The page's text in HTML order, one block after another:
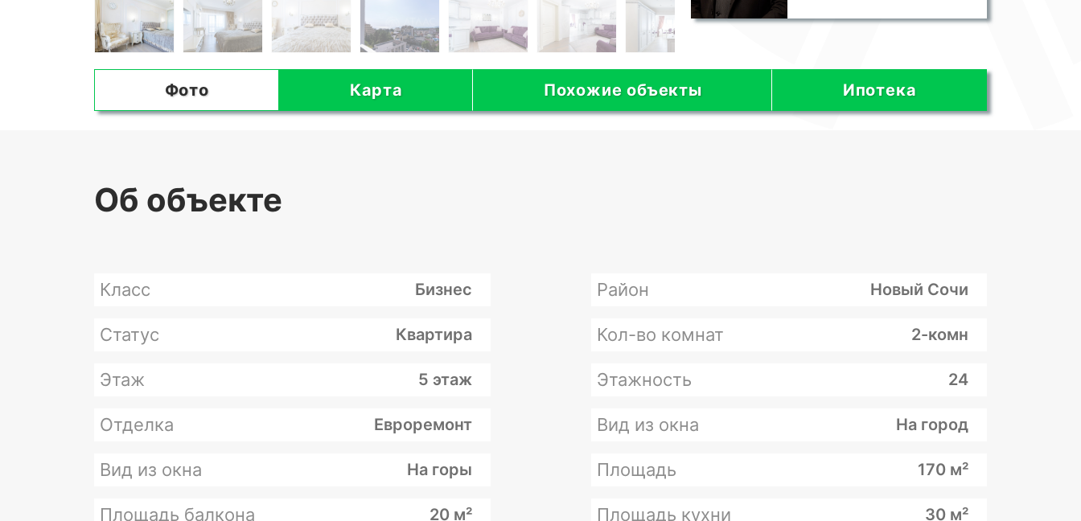
Фото Карта Похожие объекты Ипотека
Об объекте
Класс Бизнес Район Новый Сочи
Статус Квартира Кол-во комнат 2-комн
Этаж 5 этаж Этажность 24
Отделка Евроремонт Вид из окна На город
Вид из окна На горы Площадь 170 м²
Площадь балкона 20 м² Площадь кухни 30 м²